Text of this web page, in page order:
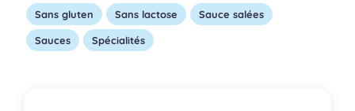
Sans gluten Sans lactose Sauce salées
Sauces Spécialités